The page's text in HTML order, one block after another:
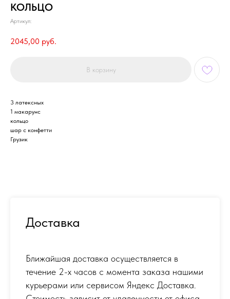
КОЛЬЦО
Артикул:
2045,00 руб.
В корзину
3 латексных
1 макарунс
кольцо
шар с конфетти
Грузик
Доставка
Ближайшая доставка осуществляется в
течение 2-х часов с момента заказа нашими
курьерами или сервисом Яндекс Доставка.